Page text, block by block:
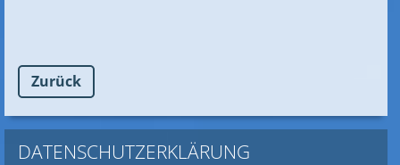
Zurück
DATENSCHUTZ­ERKLÄRUNG